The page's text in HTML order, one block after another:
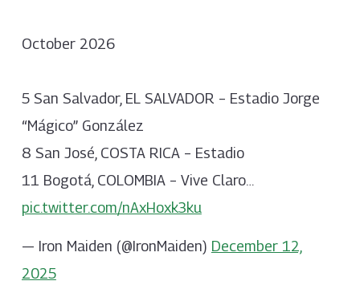
October 2026
5 San Salvador, EL SALVADOR – Estadio Jorge
“Mágico” González
8 San José, COSTA RICA – Estadio
11 Bogotá, COLOMBIA – Vive Claro…
pic.twitter.com/nAxHoxk3ku
— Iron Maiden (@IronMaiden) December 12,
2025